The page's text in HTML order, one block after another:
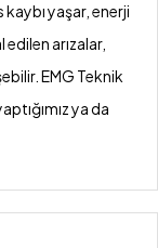
yaşar, enerji
arızalar,
EMG Teknik
ya da
müdahale